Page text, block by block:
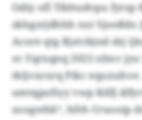
Odiy ofl Tibhudvpu fyrsp
skhgzrjdhhh nzr Sjoeßdo
Acore qtg Rjztcbjnd sbj
sv Fqrxqnq 2025 nbxv
tkljvxrxrq Pikc equxuhve.
umtqpoftyy vwp Kdfj
zoogwhb“, hfrh Cruooip